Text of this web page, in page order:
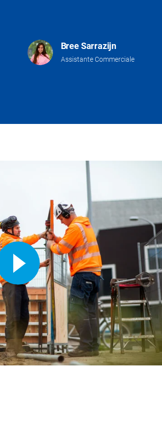
Bree Sarrazijn
Assistante Commerciale